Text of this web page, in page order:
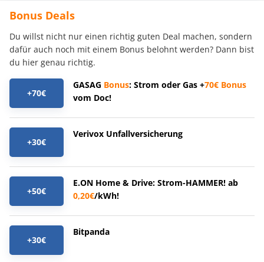
Bonus Deals
Du willst nicht nur einen richtig guten Deal machen, sondern
dafür auch noch mit einem Bonus belohnt werden? Dann bist
du hier genau richtig.
+70€
GASAG Bonus: Strom oder Gas +70€ Bonus
vom Doc!
+30€
Verivox Unfallversicherung
+50€
E.ON Home & Drive: Strom-HAMMER! ab
0,20€/kWh!
+30€
Bitpanda